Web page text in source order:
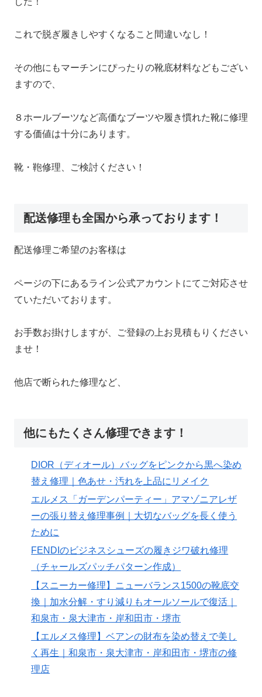
これで脱ぎ履きしやすくなること間違いなし！
その他にもマーチンにぴったりの靴底材料などもござい
ますので、
８ホールブーツなど高価なブーツや履き慣れた靴に修理
する価値は十分にあります。
靴・鞄修理、ご検討ください！
配送修理も全国から承っております！
配送修理ご希望のお客様は
ページの下にあるライン公式アカウントにてご対応させ
ていただいております。
お手数お掛けしますが、ご登録の上お見積もりください
ませ！
他店で断られた修理など、
他にもたくさん修理できます！
DIOR（ディオール）バッグをピンクから黒へ染め
替え修理｜色あせ・汚れを上品にリメイク
エルメス「ガーデンパーティー」アマゾニアレザ
ーの張り替え修理事例｜大切なバッグを長く使う
ために
FENDIのビジネスシューズの履きジワ破れ修理
（チャールズパッチパターン作成）
【スニーカー修理】ニューバランス1500の靴底交
換｜加水分解・すり減りもオールソールで復活｜
和泉市・泉大津市・岸和田市・堺市
【エルメス修理】ベアンの財布を染め替えで美し
く再生｜和泉市・泉大津市・岸和田市・堺市の修
理店